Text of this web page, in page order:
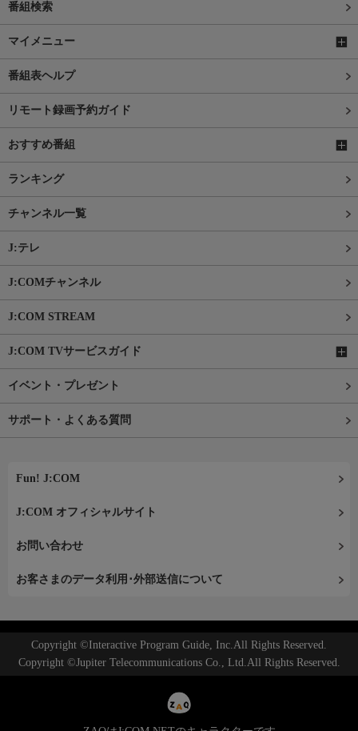
番組検索
マイメニュー
番組表ヘルプ
リモート録画予約ガイド
おすすめ番組
ランキング
チャンネル一覧
J:テレ
J:COMチャンネル
J:COM STREAM
J:COM TVサービスガイド
イベント・プレゼント
サポート・よくある質問
Fun! J:COM
J:COM オフィシャルサイト
お問い合わせ
お客さまのデータ利用･外部送信について
Copyright ©Interactive Program Guide, Inc.All Rights Reserved.
Copyright ©Jupiter Telecommunications Co., Ltd.All Rights Reserved.